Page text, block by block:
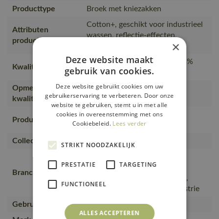
Producttype Broek met kniezakken
Attributen
producttype
Cotton+, geschikt voor industrieel
wassen, reflectie-effecten,
Kwaliteit
58% katoen/39% polyester/3%
elastolefine (459)
Opmerking over
kwaliteit
Ripstop.
Productcategorie
Werkkleding, Broeken,
Werkbroeken
Collectie
Branche
industrie en logistiek,
Levensmiddelen en productie,
Weg- en waterbouw en industrie
Gebruiker
Mannen, Vrouwen
×
Deze website maakt
gebruik van cookies.
Deze website gebruikt cookies om uw
gebruikerservaring te verbeteren. Door onze
website te gebruiken, stemt u in met alle
cookies in overeenstemming met ons
Cookiebeleid. Lees verder
STRIKT NOODZAKELIJK
PRESTATIE TARGETING
FUNCTIONEEL
ALLES ACCEPTEREN